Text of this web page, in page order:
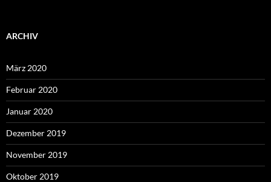
ARCHIV
März 2020
Februar 2020
Januar 2020
Dezember 2019
November 2019
Oktober 2019